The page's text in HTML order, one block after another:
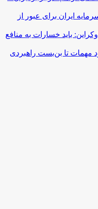
ایران برای عبور از
باید خسارات به منافع
مهمات تا بن‌بست راهبردی